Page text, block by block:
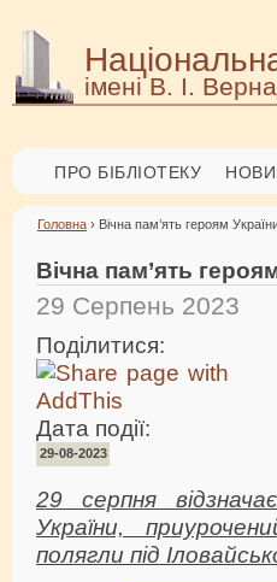
імені В. І.
ПРО БІБЛІОТЕКУ
Головна › Вічна пам’ять героям
Вічна пам’ять
29 Серпень 2023
Поділитися:
Дата події:
29-08-2023
29 серпня
України,
полягли під